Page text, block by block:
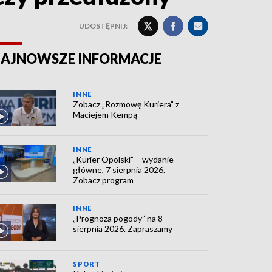
UDOSTĘPNIJ:
INFORMACJE
INNE
Zobacz „Rozmowę Kuriera” z
Maciejem Kempą
INNE
„Kurier Opolski” – wydanie
główne, 7 sierpnia 2026.
Zobacz program
INNE
„Prognoza pogody” na 8
sierpnia 2026. Zapraszamy
SPORT